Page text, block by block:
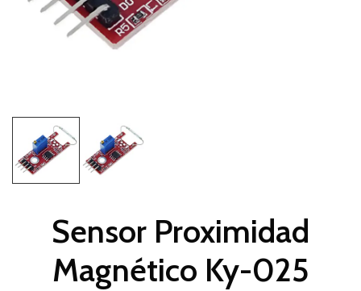
Sensor Proximidad
Magnético Ky-025